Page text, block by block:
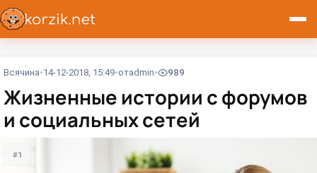
Всячина 14-12-2018, 15:49 отadmin 989
Жизненные истории с форумов
и социальных сетей
#1